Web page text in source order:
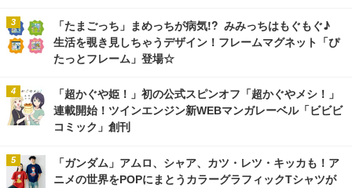
「たまごっち」まめっちが病気!? みみっちはもぐもぐ♪
生活を覗き見しちゃうデザイン！フレームマグネット「ぴ
たっとフレーム」登場☆
「超かぐや姫！」初の公式スピンオフ「超かぐやメシ！」
連載開始！ツインエンジン新WEBマンガレーベル「ビビビ
コミック」創刊
「ガンダム」アムロ、シャア、カツ・レツ・キッカも！ア
ニメの世界をPOPにまとうカラーグラフィックTシャツが